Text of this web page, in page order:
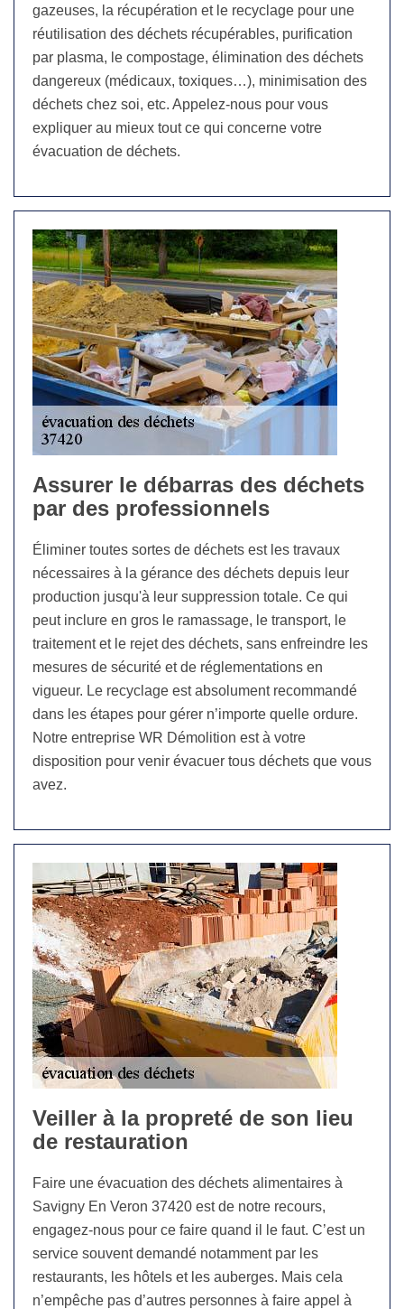
gazeuses, la récupération et le recyclage pour une
réutilisation des déchets récupérables, purification
par plasma, le compostage, élimination des déchets
dangereux (médicaux, toxiques…), minimisation des
déchets chez soi, etc. Appelez-nous pour vous
expliquer au mieux tout ce qui concerne votre
évacuation de déchets.
Assurer le débarras des déchets
par des professionnels
Éliminer toutes sortes de déchets est les travaux
nécessaires à la gérance des déchets depuis leur
production jusqu'à leur suppression totale. Ce qui
peut inclure en gros le ramassage, le transport, le
traitement et le rejet des déchets, sans enfreindre les
mesures de sécurité et de réglementations en
vigueur. Le recyclage est absolument recommandé
dans les étapes pour gérer n’importe quelle ordure.
Notre entreprise WR Démolition est à votre
disposition pour venir évacuer tous déchets que vous
avez.
Veiller à la propreté de son lieu
de restauration
Faire une évacuation des déchets alimentaires à
Savigny En Veron 37420 est de notre recours,
engagez-nous pour ce faire quand il le faut. C’est un
service souvent demandé notamment par les
restaurants, les hôtels et les auberges. Mais cela
n’empêche pas d’autres personnes à faire appel à